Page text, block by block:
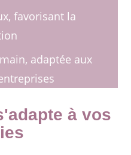
favorisant la
adaptée aux
à vos